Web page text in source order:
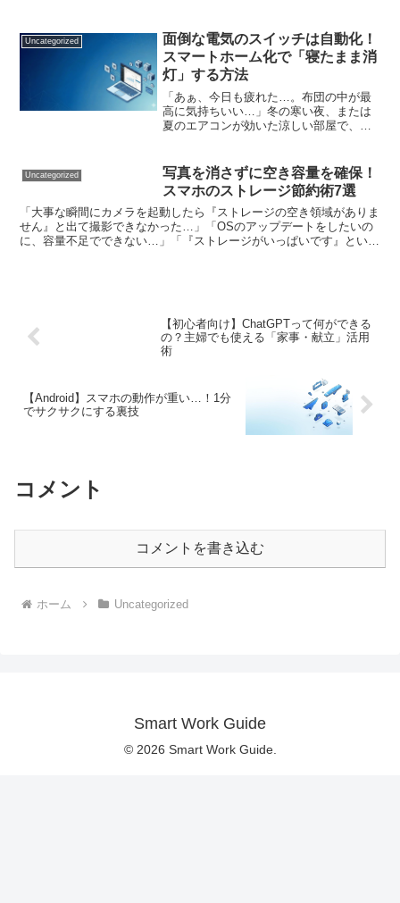
Uncategorized
面倒な電気のスイッチは自動化！
スマートホーム化で「寝たまま消
灯」する方法
「あぁ、今日も疲れた…。布団の中が最
高に気持ちいい…」冬の寒い夜、または
夏のエアコンが効いた涼しい部屋で、ふ
トし始めたその時、絶望的な事実に気づ
くのです。「あ、電気消す...
Uncategorized
写真を消さずに空き容量を確保！
スマホのストレージ節約術7選
「大事な瞬間にカメラを起動したら『ストレージの空き領域がありま
せん』と出て撮影できなかった…」「OSのアップデートをしたいの
に、容量不足でできない…」「『ストレージがいっぱいです』という
【初心者向け】ChatGPTって何ができる
の？主婦でも使える「家事・献立」活用
術
【Android】スマホの動作が重い…！1分
でサクサクにする裏技
コメント
コメントを書き込む
ホーム Uncategorized
Smart Work Guide
© 2026 Smart Work Guide.